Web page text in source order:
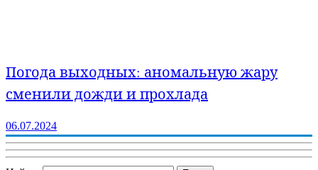
Погода выходных: аномальную жару
сменили дожди и прохлада
06.07.2024